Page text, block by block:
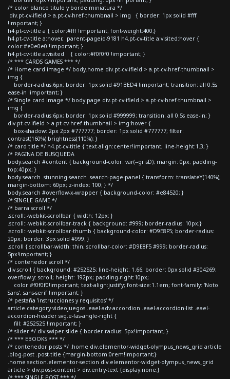
/* color blanco titulo y borde miniatura */
div.pt-cv-ifield > a.pt-cv-href-thumbnail > img { border: 1px solid #fff
!important; }
h4.pt-cv-title a { color:#fff !important; font-weight:400;}
h4.pt-cv-title a:hover, .parent-pageid-9181 h4.pt-cv-title a:visited:hover {
color:#e0e0e0 !important; }
h4.pt-cv-title a:visited { color:#f0f0f0 !important; }
/* *** CARDS GAMES *** */
/* Home card image */ body.home div.pt-cv-ifield > a.pt-cv-href-thumbnail >
img {
border-radius:6px; border: 1px solid #91BED4 !important; transition: all 0.5s
ease-in !important; }
/* Single card image */ body.page div.pt-cv-ifield > a.pt-cv-href-thumbnail >
img {
border-radius:6px; border: 1px solid #999999; transition: all 0.5s ease-in; }
div.pt-cv-ifield > a.pt-cv-href-thumbnail > img:hover {
box-shadow: 2px 2px #777777; border: 1px solid #777777; filter:
contrast(160%) brightness(110%); }
/* card title */ h4.pt-cv-title { text-align:center!important; line-height:1.3; }
/* PAGINA DE BUSQUEDA
body.search #content { background-color: var(--grisD); margin: 0px; padding-
top:40px; }
body.search .stunning-search .search-page-panel { transform: translateY(140%);
margin-bottom: 60px; z-index: 100; } */
body.search #overflow-x-wrapper { background-color: #e84520; }
/* SINGLE GAME */
/* barra scroll */
.scroll::-webkit-scrollbar { width: 12px; }
.scroll::-webkit-scrollbar-track { background: #999; border-radius: 10px;}
.scroll::-webkit-scrollbar-thumb { background-color: #D9E8F5; border-radius:
20px; border: 3px solid #999; }
.scroll { scrollbar-width: thin; scrollbar-color: #D9E8F5 #999; border-radius:
5px!important; }
/* contenedor scroll */
div.scroll { background: #252525; line-height: 1.66; border: 0px solid #304269;
overflow-y: scroll; height: 192px; padding-right:10px;
color:#f0f0f0!important; text-align:justify; font-size:1.1em; font-family: 'Noto
Sans', sans-serif !important; }
/* pestaña 'instrucciones y requisitos' */
article.category-videojuegos .eael-adv-accordion .eael-accordion-list .eael-
accordion-header svg.e-fas-angle-right {
fill: #252525 !important; }
/* slider */ div.swiper-slide { border-radius: 5px!important; }
/* *** EBOOKS *** */
/* contenedor posts */ .home div.elementor-widget-olympus_news_grid article
.blog-post .post-title {margin-bottom:0rem!important;}
.home section.elementor-section div.elementor-widget-olympus_news_grid
article > div.post-content > div.entry-text {display:none;}
/* *** SINGLE POST *** */